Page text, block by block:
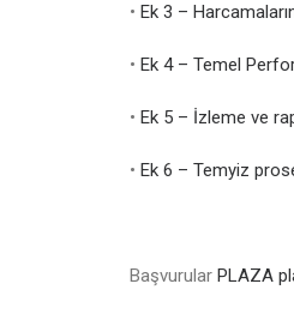
• Ek 3 –
• Ek 4 – Temel
• Ek 5 – İzleme ve
• Ek 6 – Temyiz
Başvurular PLAZA